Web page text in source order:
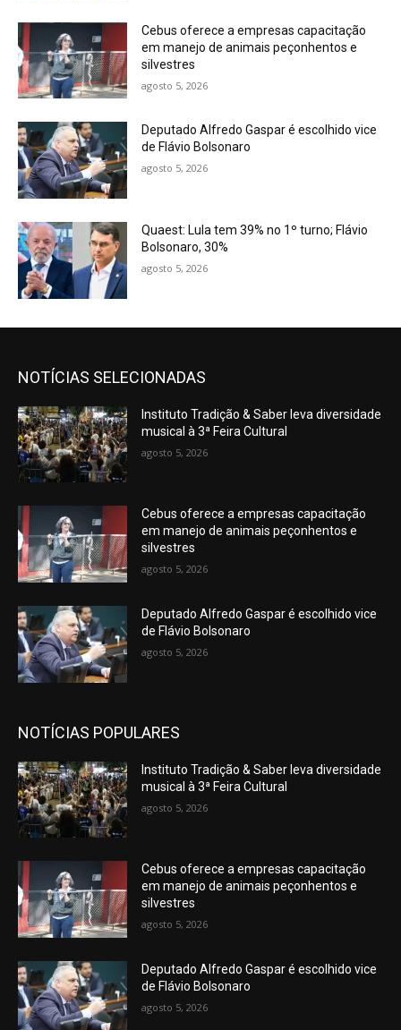
Cebus oferece a empresas capacitação
em manejo de animais peçonhentos e
silvestres
agosto 5, 2026
Deputado Alfredo Gaspar é escolhido vice
de Flávio Bolsonaro
agosto 5, 2026
Quaest: Lula tem 39% no 1º turno; Flávio
Bolsonaro, 30%
agosto 5, 2026
NOTÍCIAS SELECIONADAS
Instituto Tradição & Saber leva diversidade
musical à 3ª Feira Cultural
agosto 5, 2026
Cebus oferece a empresas capacitação
em manejo de animais peçonhentos e
silvestres
agosto 5, 2026
Deputado Alfredo Gaspar é escolhido vice
de Flávio Bolsonaro
agosto 5, 2026
NOTÍCIAS POPULARES
Instituto Tradição & Saber leva diversidade
musical à 3ª Feira Cultural
agosto 5, 2026
Cebus oferece a empresas capacitação
em manejo de animais peçonhentos e
silvestres
agosto 5, 2026
Deputado Alfredo Gaspar é escolhido vice
de Flávio Bolsonaro
agosto 5, 2026